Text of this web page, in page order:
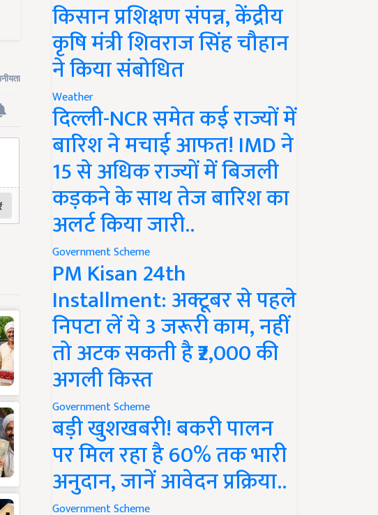
किसान प्रशिक्षण संपन्न, केंद्रीय
कृषि मंत्री शिवराज सिंह चौहान
ने किया संबोधित
Weather
दिल्ली-NCR समेत कई राज्यों में
बारिश ने मचाई आफत! IMD ने
15 से अधिक राज्यों में बिजली
कड़कने के साथ तेज बारिश का
अलर्ट किया जारी..
Government Scheme
PM Kisan 24th
Installment: अक्टूबर से पहले
निपटा लें ये 3 जरूरी काम, नहीं
तो अटक सकती है ₹2,000 की
अगली किस्त
Government Scheme
बड़ी खुशखबरी! बकरी पालन
पर मिल रहा है 60% तक भारी
अनुदान, जानें आवेदन प्रक्रिया..
Government Scheme